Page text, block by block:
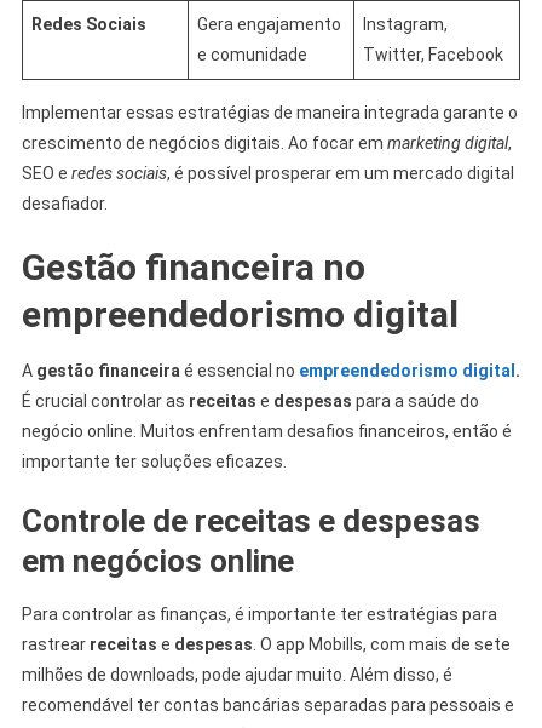
Redes Sociais
Gera engajamento
e comunidade
Instagram,
Twitter, Facebook
Implementar essas estratégias de maneira integrada garante o
crescimento de negócios digitais. Ao focar em marketing digital,
SEO e redes sociais, é possível prosperar em um mercado digital
desafiador.
Gestão financeira no
empreendedorismo digital
A gestão financeira é essencial no empreendedorismo digital .
É crucial controlar as receitas e despesas para a saúde do
negócio online. Muitos enfrentam desafios financeiros, então é
importante ter soluções eficazes.
Controle de receitas e despesas
em negócios online
Para controlar as finanças, é importante ter estratégias para
rastrear receitas e despesas . O app Mobills, com mais de sete
milhões de downloads, pode ajudar muito. Além disso, é
recomendável ter contas bancárias separadas para pessoais e